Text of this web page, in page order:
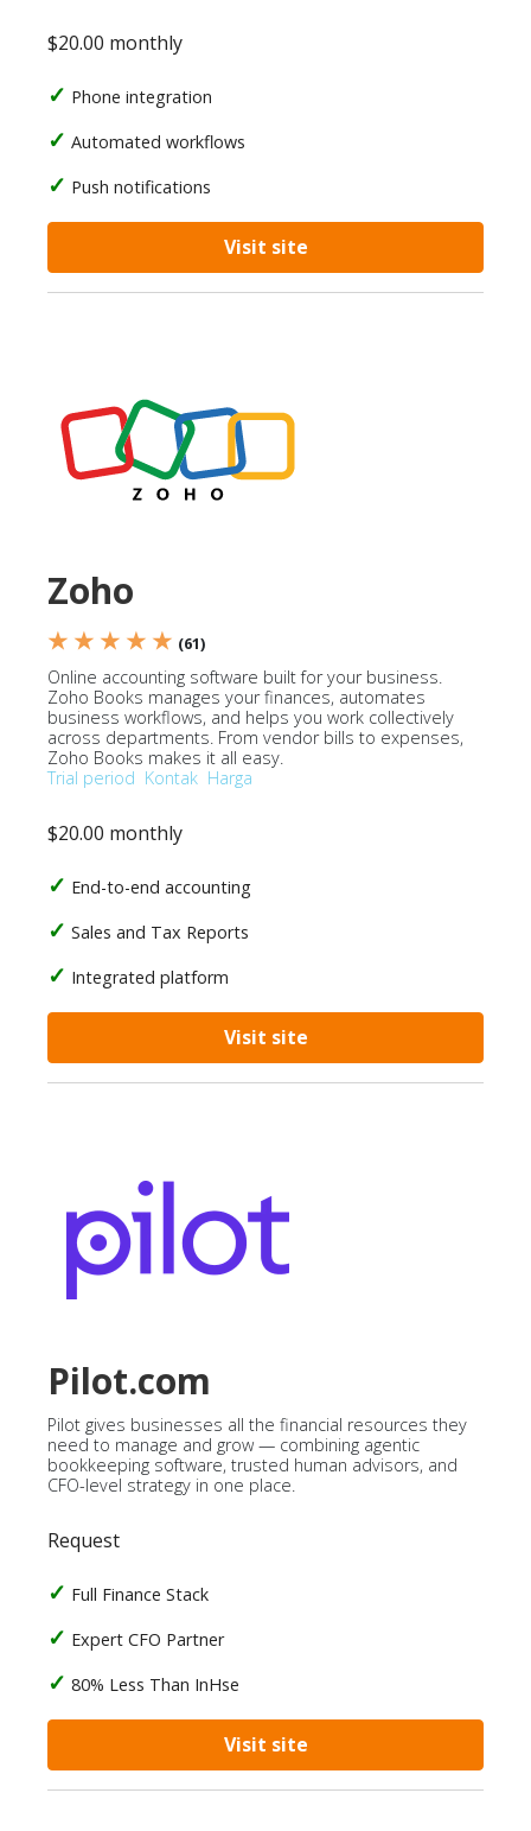
$20.00 monthly
Phone integration
Automated workflows
Push notifications
Visit site
Zoho
★ ★ ★ ★ ★ (61)
Online accounting software built for your business.
Zoho Books manages your finances, automates
business workflows, and helps you work collectively
across departments. From vendor bills to expenses,
Zoho Books makes it all easy.
Trial period Kontak Harga
$20.00 monthly
End-to-end accounting
Sales and Tax Reports
Integrated platform
Visit site
Pilot.com
Pilot gives businesses all the financial resources they
need to manage and grow — combining agentic
bookkeeping software, trusted human advisors, and
CFO-level strategy in one place.
Request
Full Finance Stack
Expert CFO Partner
80% Less Than InHse
Visit site